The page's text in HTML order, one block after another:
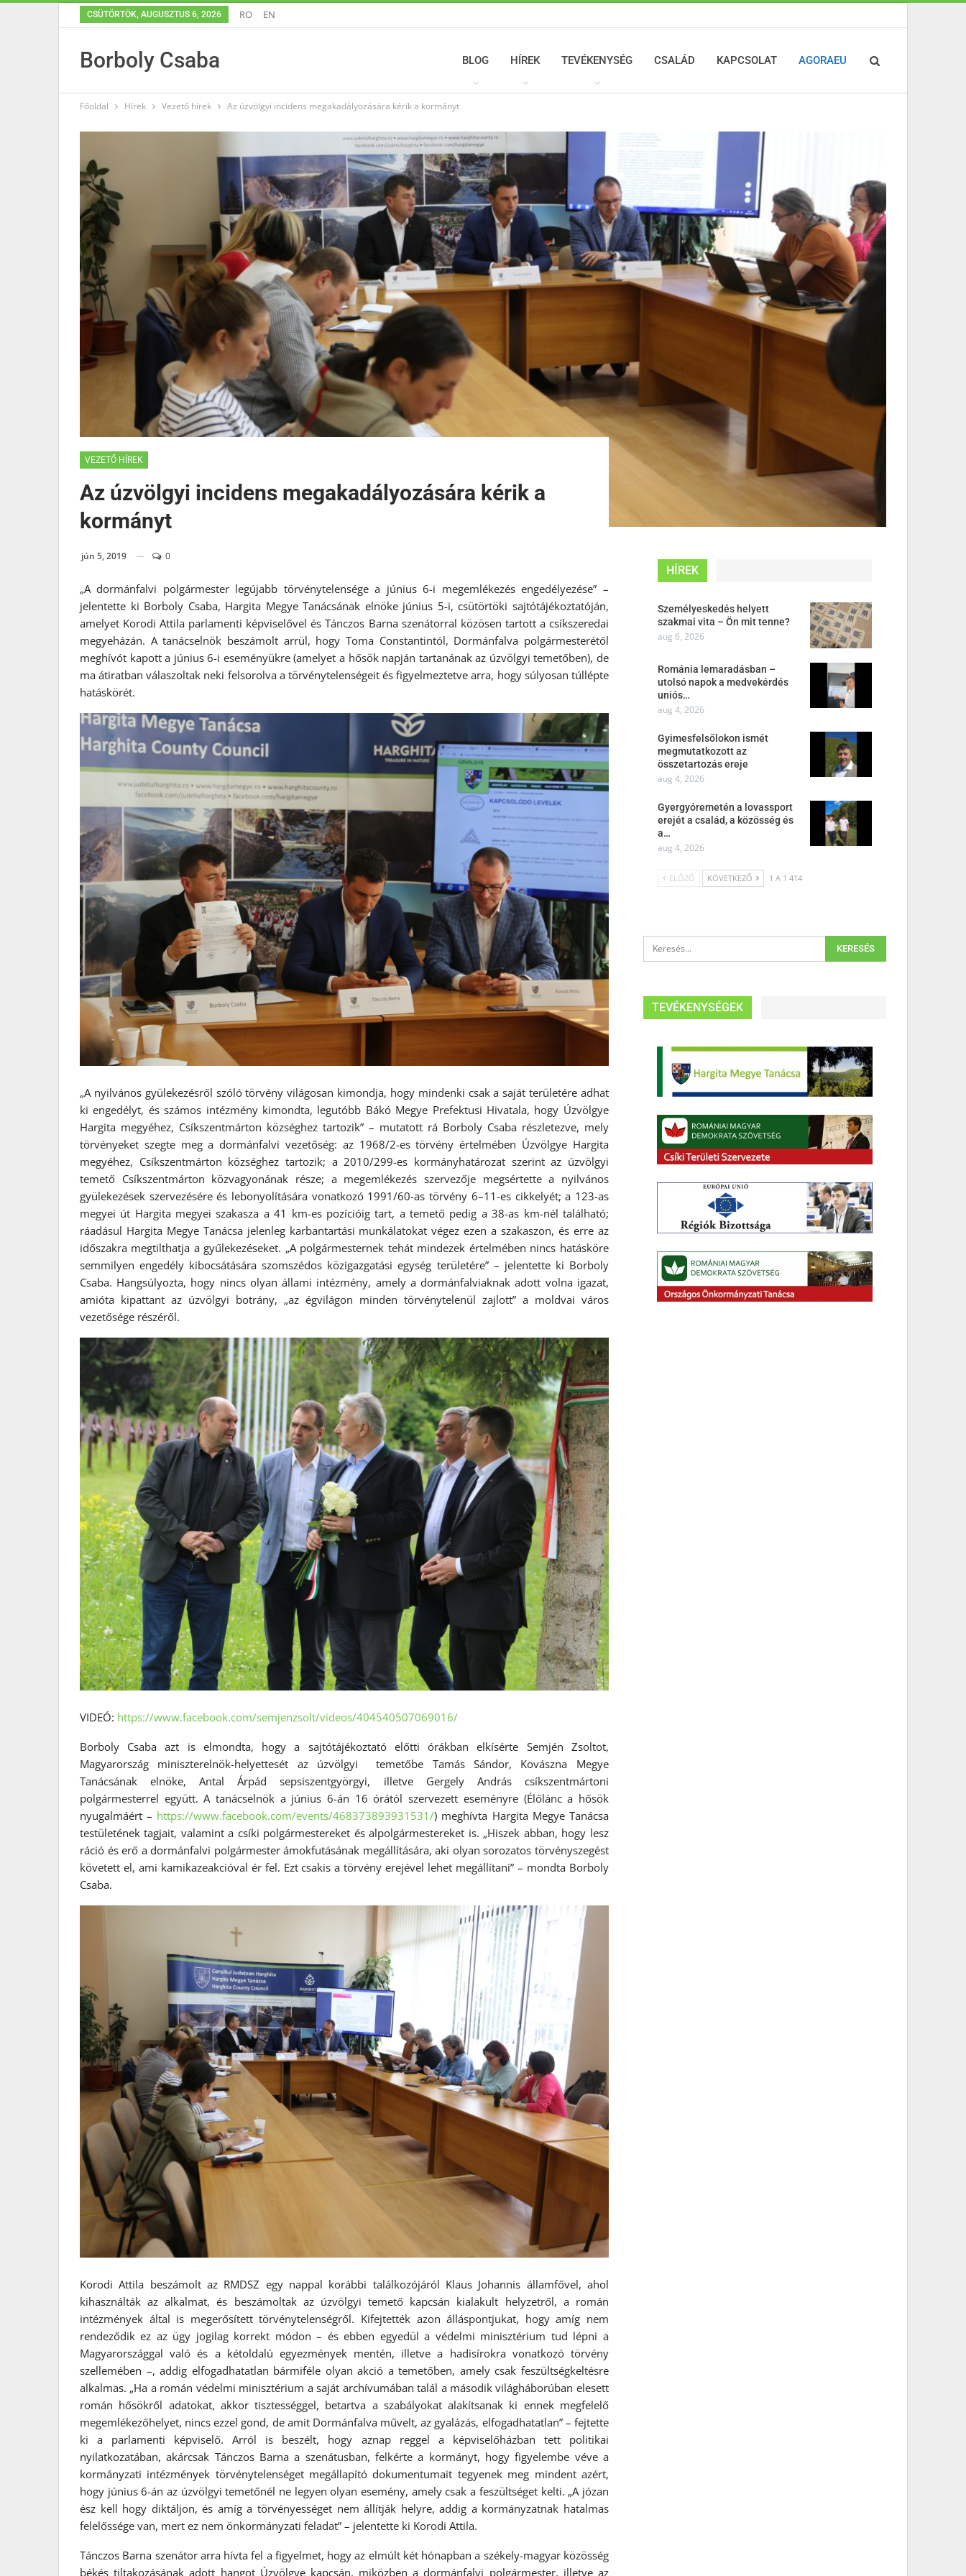
CSÜTÖRTÖK, AUGUSZTUS 6, 2026 RO EN
Borboly Csaba BLOG HÍREK TEVÉKENYSÉG CSALÁD KAPCSOLAT AGORAEU
Főoldal Hírek Vezető hírek Az úzvölgyi incidens megakadályozására kérik a kormányt
VEZETŐ HÍREK
Az úzvölgyi incidens megakadályozására kérik a
kormányt
jún 5, 2019 0
„A dormánfalvi polgármester legújabb törvénytelensége a június 6-i megemlékezés engedélyezése” –
jelentette ki Borboly Csaba, Hargita Megye Tanácsának elnöke június 5-i, csütörtöki sajtótájékoztatóján,
amelyet Korodi Attila parlamenti képviselővel és Tánczos Barna szenátorral közösen tartott a csíkszeredai
megyeházán. A tanácselnök beszámolt arrül, hogy Toma Constantintól, Dormánfalva polgármesterétől
meghívót kapott a június 6-i eseményükre (amelyet a hősök napján tartanának az úzvölgyi temetőben), de
ma átiratban válaszoltak neki felsorolva a törvénytelenségeit és figyelmeztetve arra, hogy súlyosan túllépte
hatáskörét.
„A nyilvános gyülekezésről szóló törvény világosan kimondja, hogy mindenki csak a saját területére adhat
ki engedélyt, és számos intézmény kimondta, legutóbb Bákó Megye Prefektusi Hivatala, hogy Úzvölgye
Hargita megyéhez, Csíkszentmárton községhez tartozik” – mutatott rá Borboly Csaba részletezve, mely
törvényeket szegte meg a dormánfalvi vezetőség: az 1968/2-es törvény értelmében Úzvölgye Hargita
megyéhez, Csíkszentmárton községhez tartozik; a 2010/299-es kormányhatározat szerint az úzvölgyi
temető Csíkszentmárton közvagyonának része; a megemlékezés szervezője megsértette a nyilvános
gyülekezések szervezésére és lebonyolítására vonatkozó 1991/60-as törvény 6–11-es cikkelyét; a 123-as
megyei út Hargita megyei szakasza a 41 km-es pozícióig tart, a temető pedig a 38-as km-nél található;
ráadásul Hargita Megye Tanácsa jelenleg karbantartási munkálatokat végez ezen a szakaszon, és erre az
időszakra megtilthatja a gyűlekezéseket. „A polgármesternek tehát mindezek értelmében nincs hatásköre
semmilyen engedély kibocsátására szomszédos közigazgatási egység területére” – jelentette ki Borboly
Csaba. Hangsúlyozta, hogy nincs olyan állami intézmény, amely a dormánfalviaknak adott volna igazat,
amióta kipattant az úzvölgyi botrány, „az égvilágon minden törvénytelenül zajlott” a moldvai város
vezetősége részéről.
VIDEÓ: https://www.facebook.com/semjenzsolt/videos/404540507069016/
Borboly Csaba azt is elmondta, hogy a sajtótájékoztató előtti órákban elkísérte Semjén Zsoltot,
Magyarország miniszterelnök-helyettesét az úzvölgyi temetőbe Tamás Sándor, Kovászna Megye
Tanácsának elnöke, Antal Árpád sepsiszentgyörgyi, illetve Gergely András csíkszentmártoni
polgármesterrel együtt. A tanácselnök a június 6-án 16 órától szervezett eseményre (Élőlánc a hősök
nyugalmáért – https://www.facebook.com/events/468373893931531/) meghívta Hargita Megye Tanácsa
testületének tagjait, valamint a csíki polgármestereket és alpolgármestereket is. „Hiszek abban, hogy lesz
ráció és erő a dormánfalvi polgármester ámokfutásának megállítására, aki olyan sorozatos törvényszegést
követett el, ami kamikazeakcióval ér fel. Ezt csakis a törvény erejével lehet megállítani” – mondta Borboly
Csaba.
Korodi Attila beszámolt az RMDSZ egy nappal korábbi találkozójáról Klaus Johannis államfővel, ahol
kihasználták az alkalmat, és beszámoltak az úzvölgyi temető kapcsán kialakult helyzetről, a román
intézmények által is megerősített törvénytelenségről. Kifejtették azon álláspontjukat, hogy amíg nem
rendeződik ez az ügy jogilag korrekt módon – és ebben egyedül a védelmi minisztérium tud lépni a
Magyarországgal való és a kétoldalú egyezmények mentén, illetve a hadisírokra vonatkozó törvény
szellemében –, addig elfogadhatatlan bármiféle olyan akció a temetőben, amely csak feszültségkeltésre
alkalmas. „Ha a román védelmi minisztérium a saját archívumában talál a második világháborúban elesett
román hősökről adatokat, akkor tisztességgel, betartva a szabályokat alakítsanak ki ennek megfelelő
megemlékezőhelyet, nincs ezzel gond, de amit Dormánfalva művelt, az gyalázás, elfogadhatatlan” – fejtette
ki a parlamenti képviselő. Arról is beszélt, hogy aznap reggel a képviselőházban tett politikai
nyilatkozatában, akárcsak Tánczos Barna a szenátusban, felkérte a kormányt, hogy figyelembe véve a
kormányzati intézmények törvénytelenséget megállapító dokumentumait tegyenek meg mindent azért,
hogy június 6-án az úzvölgyi temetőnél ne legyen olyan esemény, amely csak a feszültséget kelti. „A józan
ész kell hogy diktáljon, és amíg a törvényességet nem állítják helyre, addig a kormányzatnak hatalmas
felelőssége van, mert ez nem önkormányzati feladat” – jelentette ki Korodi Attila.
Tánczos Barna szenátor arra hívta fel a figyelmet, hogy az elmúlt két hónapban a székely-magyar közösség
békés tiltakozásának adott hangot Úzvölgye kapcsán, miközben a dormánfalvi polgármester, illetve az
HÍREK
Személyeskedés helyett
szakmai vita – Ön mit tenne?
aug 6, 2026
Románia lemaradásban –
utolsó napok a medvekérdés
uniós…
aug 4, 2026
Gyimesfelsőlokon ismét
megmutatkozott az
összetartozás ereje
aug 4, 2026
Gyergyóremetén a lovassport
erejét a család, a közösség és
a…
aug 4, 2026
ELŐZŐ KÖVETKEZŐ 1 A 1 414
TEVÉKENYSÉGEK